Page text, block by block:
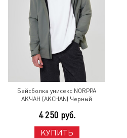
Бейсболка унисекс NORPPA
АКЧАН (AKCHAN) Черный
4 250 руб.
КУПИТЬ